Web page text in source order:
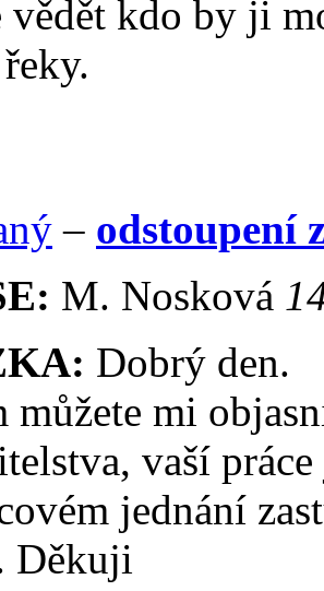
vědět kdo by ji
– odstoupení
M. Nosková
Dobrý den.
můžete mi
vaší
jednání
Děkuji